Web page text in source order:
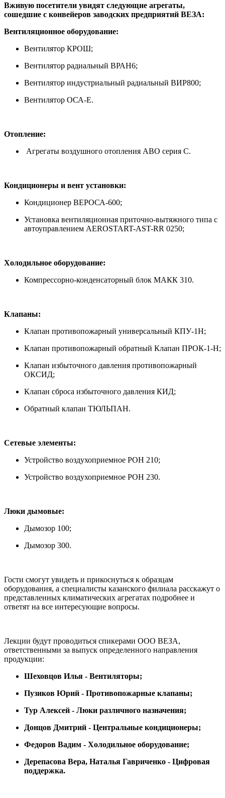
Вживую посетители увидят следующие агрегаты,
сошедшие с конвейеров заводских предприятий ВЕЗА:
Вентиляционное оборудование:
Вентилятор КРОШ;
Вентилятор радиальный ВРАН6;
Вентилятор индустриальный радиальный ВИР800;
Вентилятор ОСА-Е.
Отопление:
Агрегаты воздушного отопления АВО серия С.
Кондиционеры и вент установки:
Кондиционер ВЕРОСА-600;
Установка вентиляционная приточно-вытяжного типа с
автоуправлением AEROSTART-AST-RR 0250;
Холодильное оборудование:
Компрессорно-конденсаторный блок МАКК 310.
Клапаны:
Клапан противопожарный универсальный КПУ-1Н;
Клапан противопожарный обратный Клапан ПРОК-1-Н;
Клапан избыточного давления противопожарный
ОКСИД;
Клапан сброса избыточного давления КИД;
Обратный клапан ТЮЛЬПАН.
Сетевые элементы:
Устройство воздухоприемное РОН 210;
Устройство воздухоприемное РОН 230.
Люки дымовые:
Дымозор 100;
Дымозор 300.
Гости смогут увидеть и прикоснуться к образцам
оборудования, а специалисты казанского филиала расскажут о
представленных климатических агрегатах подробнее и
ответят на все интересующие вопросы.
Лекции будут проводиться спикерами ООО ВЕЗА,
ответственными за выпуск определенного направления
продукции:
Шеховцов Илья - Вентиляторы;
Пузиков Юрий - Противопожарные клапаны;
Тур Алексей - Люки различного назначения;
Донцов Дмитрий - Центральные кондиционеры;
Федоров Вадим - Холодильное оборудование;
Дерепасова Вера, Наталья Гавриченко - Цифровая
поддержка.